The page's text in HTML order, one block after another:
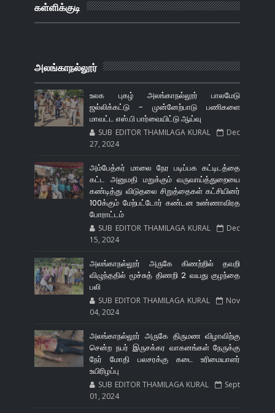
கள்ளிக்குடி
அலங்காநல்லூர்
உலக புகழ் அலங்காநல்லூர் பாலமேடு
ஜல்லிக்கட்டு - முன்னேற்பாடு பணிகளை
மாவட்ட எஸ்.பி பார்வையிட்டு ஆய்வு
SUB EDITOR THAMILAGA KURAL
Dec
27, 2024
அம்பேத்கர் மாலை நேர படிப்பக கட்டிடத்தை
கட்ட அனுமதி மறுக்கும் வருவாய்த்துறையை
கண்டித்து விடுதலை சிறுத்தைகள் கட்சியினர்
100க்கும் மேற்பட்டோர் கண்டன உண்ணாவிரத
போராட்டம்
SUB EDITOR THAMILAGA KURAL
Dec
15, 2024
அலங்காநல்லூர் அருகே கிணற்றில் தவறி
விழுந்ததில் மூச்சுத் திணறி 2 வயது குழந்தை
பலி
SUB EDITOR THAMILAGA KURAL
Nov
04, 2024
அலங்காநல்லூர் அருகே திருமண விழாவிற்கு
சென்ற நபர் இருசக்கர வாகனங்கள் நேருக்கு
நேர் மோதி பலசரக்கு கடை உரிமையாளர்
உயிரிழப்பு
SUB EDITOR THAMILAGA KURAL
Sept
01, 2024